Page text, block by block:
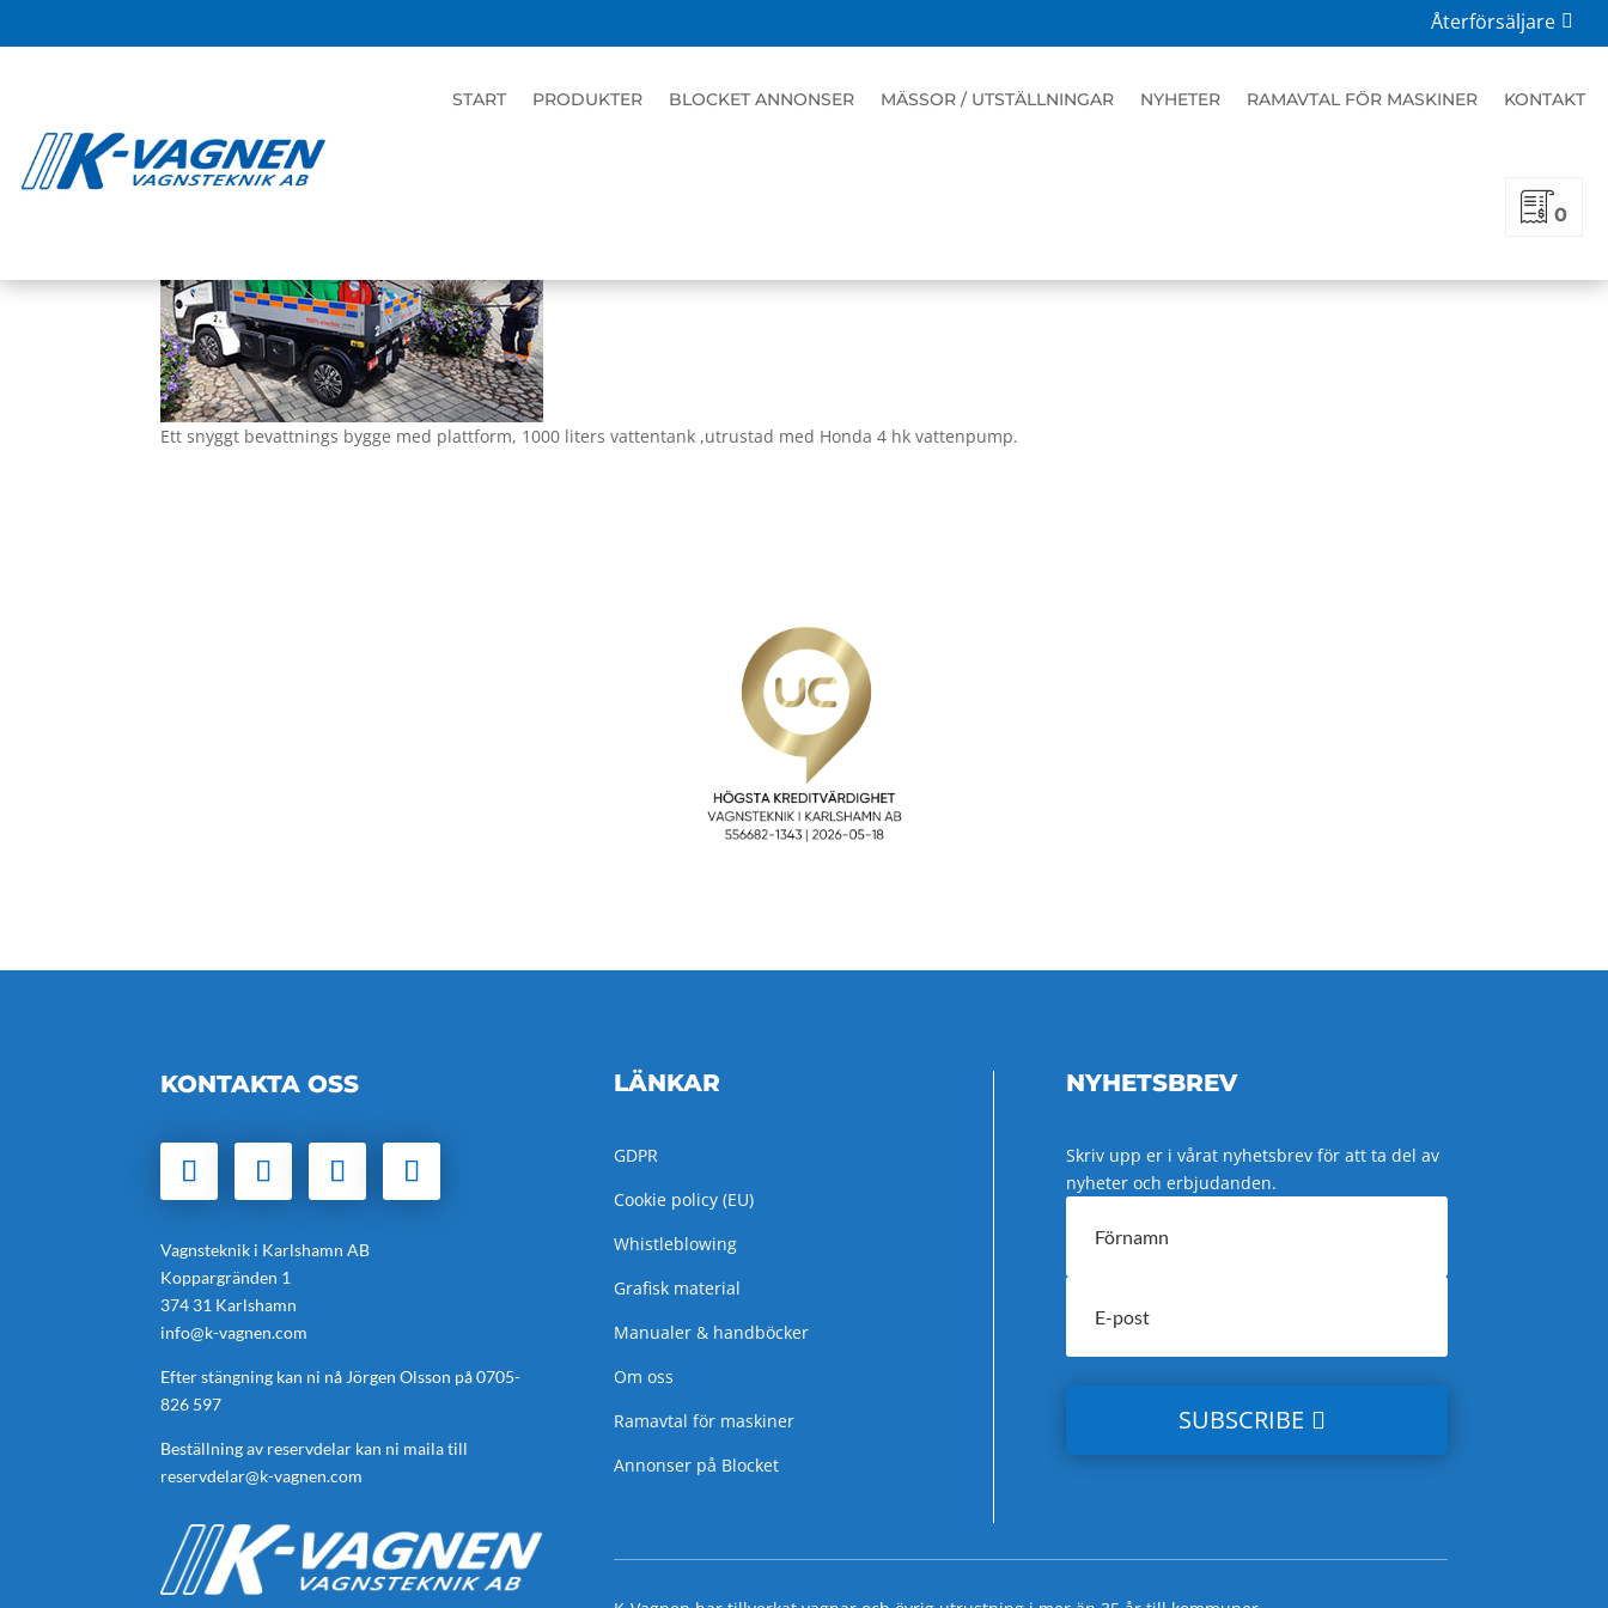
Återförsäljare
START PRODUKTER BLOCKET ANNONSER MÄSSOR / UTSTÄLLNINGAR NYHETER RAMAVTAL FÖR MASKINER KONTAKT
0
maj 7, 2020|Bevattning
Ett snyggt bevattnings bygge med plattform, 1000 liters vattentank ,utrustad med Honda 4 hk vattenpump.
KONTAKTA OSS
Vagnsteknik i Karlshamn AB
Koppargränden 1
374 31 Karlshamn
info@k-vagnen.com
Efter stängning kan ni nå Jörgen Olsson på0705-
826 597
Beställning av reservdelar kan ni maila till
reservdelar@k-vagnen.com
LÄNKAR
GDPR
Cookie policy (EU)
Whistleblowing
Grafisk material
Manualer & handböcker
Om oss
Ramavtal för maskiner
Annonser på Blocket
NYHETSBREV
Skriv upp er i vårat nyhetsbrev för att ta del av
nyheter och erbjudanden.
SUBSCRIBE